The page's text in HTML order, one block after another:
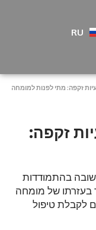
RU
זקפה: מתי לפנות למומחה?
זקפה:
בהתמודדות
בעזרתו של מומחה
לקבלת טיפול